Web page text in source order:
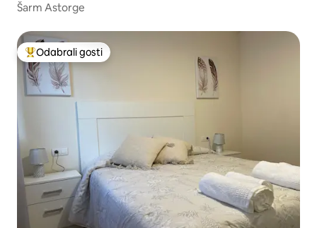
Šarm Astorge
Među najviše rangiranima s oznakom „Odabrali gosti”
Odabrali gosti